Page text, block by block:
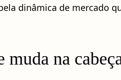
dinâmica de mercado
muda na